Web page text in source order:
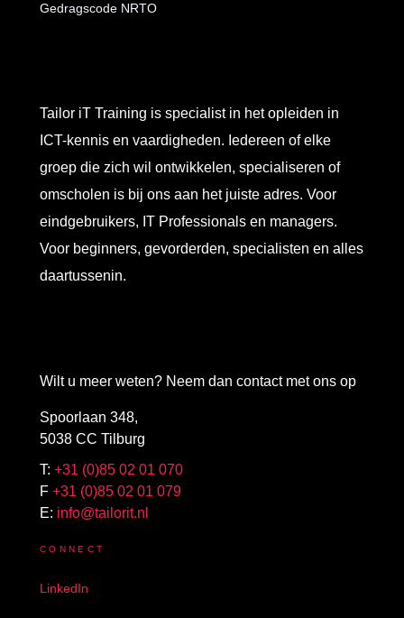
Wilt u meer weten? Neem dan contact met ons op
Spoorlaan 348,
5038 CC Tilburg
T: +31 (0)85 02 01 070
F +31 (0)85 02 01 079
E: info@tailorit.nl
CONNECT
LinkedIn
Tailor iT Training is specialist in het opleiden in
ICT-kennis en vaardigheden. Iedereen of elke
groep die zich wil ontwikkelen, specialiseren of
omscholen is bij ons aan het juiste adres. Voor
eindgebruikers, IT Professionals en managers.
Voor beginners, gevorderden, specialisten en alles
daartussenin.
Gedragscode NRTO